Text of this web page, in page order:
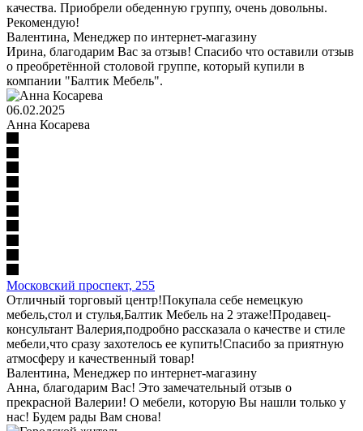
качества. Приобрели обеденную группу, очень довольны.
Рекомендую!
Валентина, Менеджер по интернет-магазину
Ирина, благодарим Вас за отзыв! Спасибо что оставили отзыв
о преобретённой столовой группе, который купили в
компании "Балтик Мебель".
06.02.2025
Анна Косарева
Московский проспект, 255
Отличный торговый центр!Покупала себе немецкую
мебель,стол и стулья,Балтик Мебель на 2 этаже!Продавец-
консультант Валерия,подробно рассказала о качестве и стиле
мебели,что сразу захотелось ее купить!Спасибо за приятную
атмосферу и качественный товар!
Валентина, Менеджер по интернет-магазину
Анна, благодарим Вас! Это замечательный отзыв о
прекрасной Валерии! О мебели, которую Вы нашли только у
нас! Будем рады Вам снова!